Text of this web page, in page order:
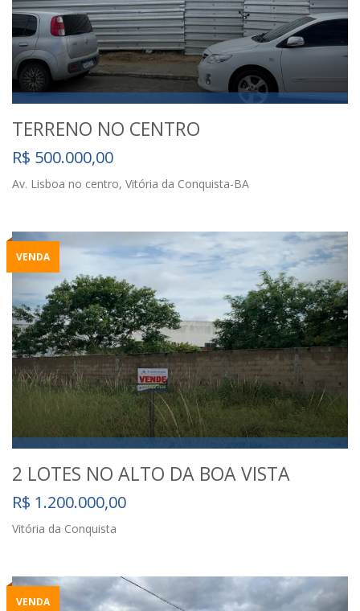
TERRENO NO CENTRO
R$ 500.000,00
Av. Lisboa no centro, Vitória da Conquista-BA
VENDA
2 LOTES NO ALTO DA BOA VISTA
R$ 1.200.000,00
Vitória da Conquista
VENDA